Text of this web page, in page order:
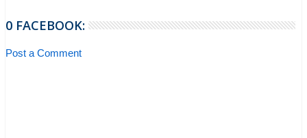
0 FACEBOOK:
Post a Comment